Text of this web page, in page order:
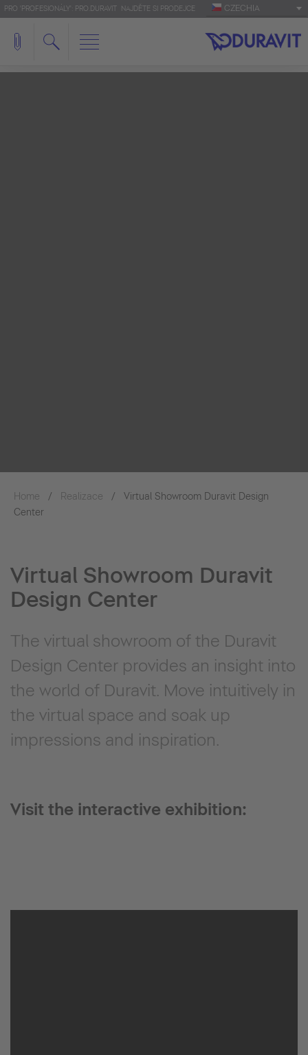
PRO 'PROFESIONÁLY': PRO.DURAVIT NAJDĚTE SI PRODEJCE CZECHIA
Home Realizace
Virtual Showroom Duravit Design
Center
Virtual Showroom Duravit
Design Center
The virtual showroom of the Duravit
Design Center provides an insight into
the world of Duravit. Move intuitively in
the virtual space and soak up
impressions and inspiration.
Visit the interactive exhibition: